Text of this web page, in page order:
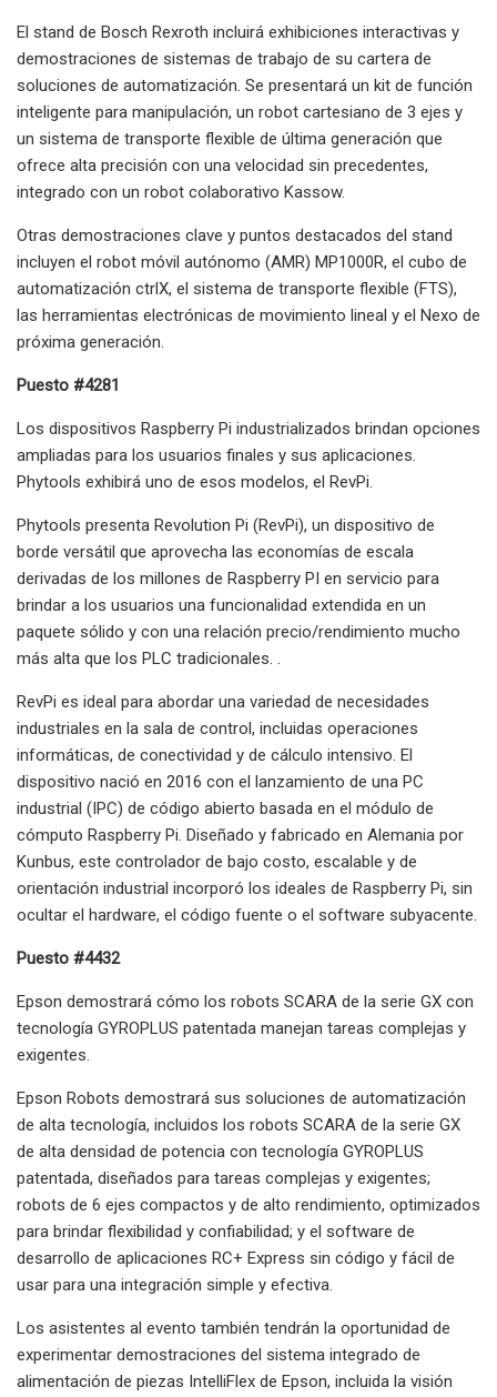
El stand de Bosch Rexroth incluirá exhibiciones interactivas y
demostraciones de sistemas de trabajo de su cartera de
soluciones de automatización. Se presentará un kit de función
inteligente para manipulación, un robot cartesiano de 3 ejes y
un sistema de transporte flexible de última generación que
ofrece alta precisión con una velocidad sin precedentes,
integrado con un robot colaborativo Kassow.
Otras demostraciones clave y puntos destacados del stand
incluyen el robot móvil autónomo (AMR) MP1000R, el cubo de
automatización ctrlX, el sistema de transporte flexible (FTS),
las herramientas electrónicas de movimiento lineal y el Nexo de
próxima generación.
Puesto #4281
Los dispositivos Raspberry Pi industrializados brindan opciones
ampliadas para los usuarios finales y sus aplicaciones.
Phytools exhibirá uno de esos modelos, el RevPi.
Phytools presenta Revolution Pi (RevPi), un dispositivo de
borde versátil que aprovecha las economías de escala
derivadas de los millones de Raspberry PI en servicio para
brindar a los usuarios una funcionalidad extendida en un
paquete sólido y con una relación precio/rendimiento mucho
más alta que los PLC tradicionales. .
RevPi es ideal para abordar una variedad de necesidades
industriales en la sala de control, incluidas operaciones
informáticas, de conectividad y de cálculo intensivo. El
dispositivo nació en 2016 con el lanzamiento de una PC
industrial (IPC) de código abierto basada en el módulo de
cómputo Raspberry Pi. Diseñado y fabricado en Alemania por
Kunbus, este controlador de bajo costo, escalable y de
orientación industrial incorporó los ideales de Raspberry Pi, sin
ocultar el hardware, el código fuente o el software subyacente.
Puesto #4432
Epson demostrará cómo los robots SCARA de la serie GX con
tecnología GYROPLUS patentada manejan tareas complejas y
exigentes.
Epson Robots demostrará sus soluciones de automatización
de alta tecnología, incluidos los robots SCARA de la serie GX
de alta densidad de potencia con tecnología GYROPLUS
patentada, diseñados para tareas complejas y exigentes;
robots de 6 ejes compactos y de alto rendimiento, optimizados
para brindar flexibilidad y confiabilidad; y el software de
desarrollo de aplicaciones RC+ Express sin código y fácil de
usar para una integración simple y efectiva.
Los asistentes al evento también tendrán la oportunidad de
experimentar demostraciones del sistema integrado de
alimentación de piezas IntelliFlex de Epson, incluida la visión